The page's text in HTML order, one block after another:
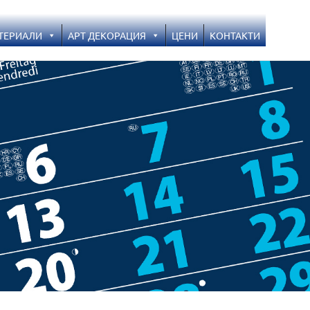
АРТ ДЕКОРАЦИЯ ЦЕНИ KОНТАКТИ